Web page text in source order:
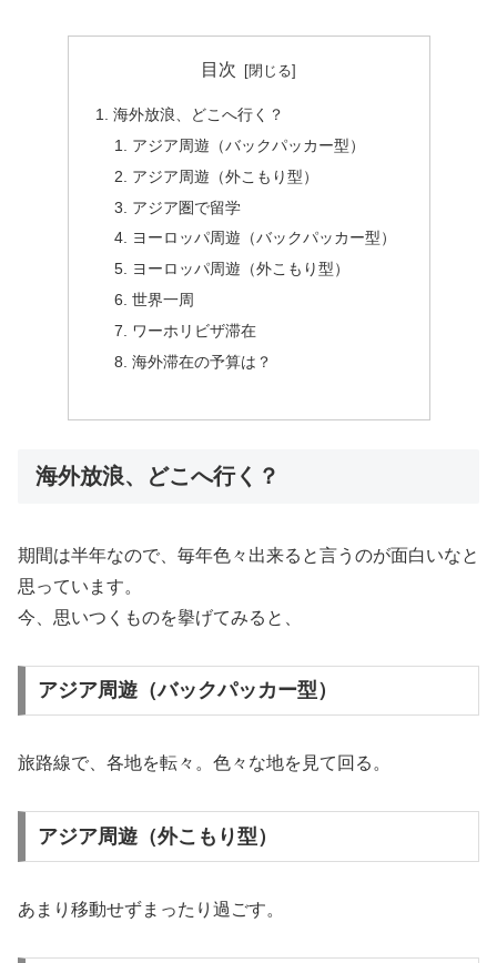
目次
海外放浪、どこへ行く？
アジア周遊（バックパッカー型）
アジア周遊（外こもり型）
アジア圏で留学
ヨーロッパ周遊（バックパッカー型）
ヨーロッパ周遊（外こもり型）
世界一周
ワーホリビザ滞在
海外滞在の予算は？
海外放浪、どこへ行く？
期間は半年なので、毎年色々出来ると言うのが面白いなと
思っています。
今、思いつくものを擧げてみると、
アジア周遊（バックパッカー型）
旅路線で、各地を転々。色々な地を見て回る。
アジア周遊（外こもり型）
あまり移動せずまったり過ごす。